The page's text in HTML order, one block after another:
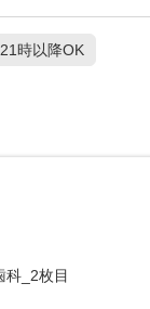
21時以降OK